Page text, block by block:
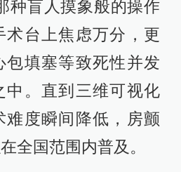
种盲人摸象般的操作
术台上焦虑万分，更
包填塞等致死性并发
中。直到三维可视化
难度瞬间降低，房颤
全国范围内普及。